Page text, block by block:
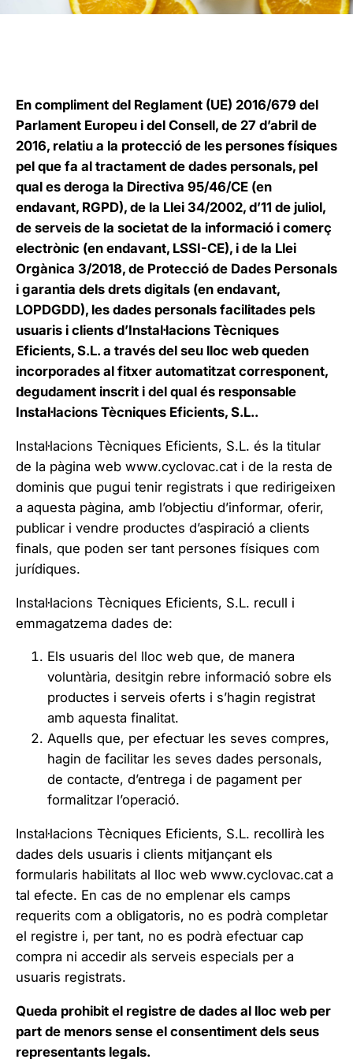
En compliment del Reglament (UE) 2016/679 del
Parlament Europeu i del Consell, de 27 d’abril de
2016, relatiu a la protecció de les persones físiques
pel que fa al tractament de dades personals, pel
qual es deroga la Directiva 95/46/CE (en
endavant, RGPD), de la Llei 34/2002, d’11 de juliol,
de serveis de la societat de la informació i comerç
electrònic (en endavant, LSSI-CE), i de la Llei
Orgànica 3/2018, de Protecció de Dades Personals
i garantia dels drets digitals (en endavant,
LOPDGDD), les dades personals facilitades pels
usuaris i clients d’Instal·lacions Tècniques
Eficients, S.L. a través del seu lloc web queden
incorporades al fitxer automatitzat corresponent,
degudament inscrit i del qual és responsable
Instal·lacions Tècniques Eficients, S.L..
Instal·lacions Tècniques Eficients, S.L. és la titular
de la pàgina web www.cyclovac.cat i de la resta de
dominis que pugui tenir registrats i que redirigeixen
a aquesta pàgina, amb l’objectiu d’informar, oferir,
publicar i vendre productes d’aspiració a clients
finals, que poden ser tant persones físiques com
jurídiques.
Instal·lacions Tècniques Eficients, S.L. recull i
emmagatzema dades de:
Els usuaris del lloc web que, de manera
voluntària, desitgin rebre informació sobre els
productes i serveis oferts i s’hagin registrat
amb aquesta finalitat.
Aquells que, per efectuar les seves compres,
hagin de facilitar les seves dades personals,
de contacte, d’entrega i de pagament per
formalitzar l’operació.
Instal·lacions Tècniques Eficients, S.L. recollirà les
dades dels usuaris i clients mitjançant els
formularis habilitats al lloc web www.cyclovac.cat a
tal efecte. En cas de no emplenar els camps
requerits com a obligatoris, no es podrà completar
el registre i, per tant, no es podrà efectuar cap
compra ni accedir als serveis especials per a
usuaris registrats.
Queda prohibit el registre de dades al lloc web per
part de menors sense el consentiment dels seus
representants legals.